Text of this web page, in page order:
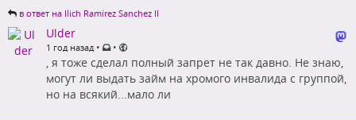
в ответ на Ilich Ramírez Sanchez II
Ulder
1 год назад • •
, я тоже сделал полный запрет не так давно. Не знаю,
могут ли выдать займ на хромого инвалида с группой,
но на всякий...мало ли